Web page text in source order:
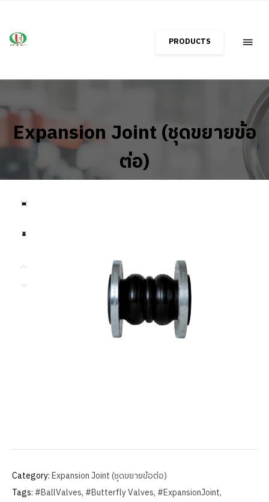
PRODUCTS
Expansion Joint (ชุดขยายข้อ
ต่อ)
Category:Expansion Joint (ชุดขยายข้อต่อ)
Tags:#BallValves,#Butterfly Valves,#ExpansionJoint,